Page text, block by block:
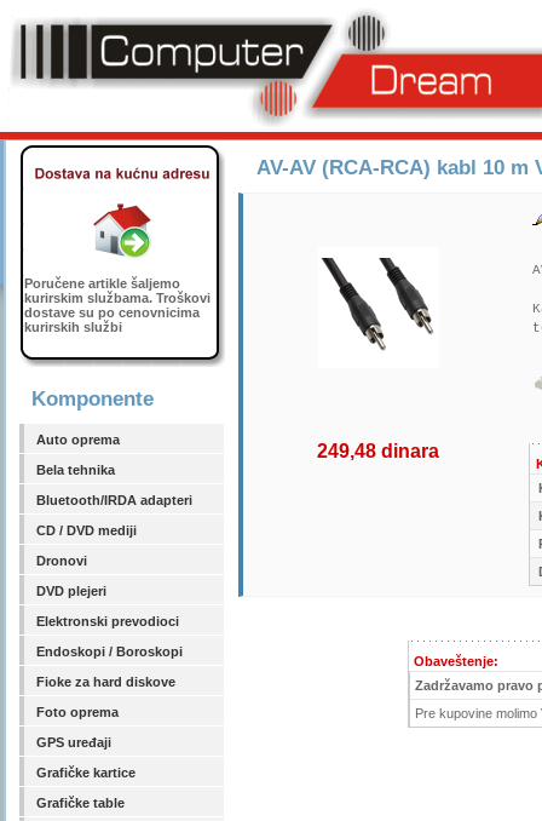
Poručene artikle šaljemo
kurirskim službama. Troškovi
dostave su po cenovnicima
kurirskih službi
Komponente
Auto oprema
Bela tehnika
Bluetooth/IRDA adapteri
CD / DVD mediji
Dronovi
DVD plejeri
Elektronski prevodioci
Endoskopi / Boroskopi
Fioke za hard diskove
Foto oprema
GPS uređaji
Grafičke kartice
Grafičke table
AV-AV (RCA-RCA) kabl 10 m
249,48 dinara
Obaveštenje:
Zadržavamo pravo
Pre kupovine